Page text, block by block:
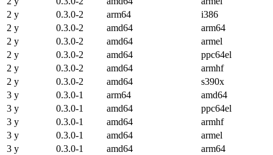
2 y
0.3.0-2 arm64
i386
2 y
0.3.0-2 amd64
arm64
2 y
0.3.0-2 amd64
armel
2 y
0.3.0-2 amd64
ppc64el
2 y
0.3.0-2 amd64
armhf
2 y
0.3.0-2 amd64
s390x
3 y
0.3.0-1 arm64
amd64
3 y
0.3.0-1 amd64
ppc64el
3 y
0.3.0-1 amd64
armhf
3 y
0.3.0-1 amd64
armel
3 y
0.3.0-1 amd64
arm64